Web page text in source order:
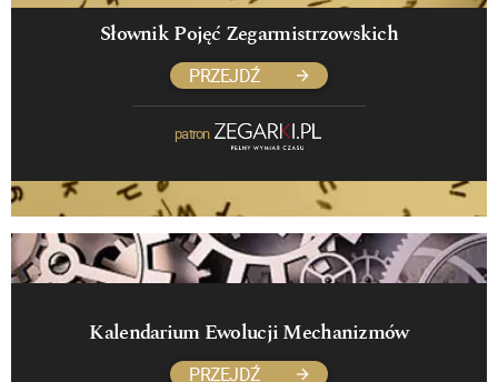
Słownik Pojęć Zegarmistrzowskich
PRZEJDŹ
patron
Kalendarium Ewolucji Mechanizmów
PRZEJDŹ